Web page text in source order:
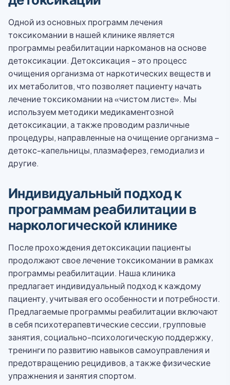
Одной из основных программ лечения
токсикомании в нашей клинике является
программы реабилитации наркоманов на основе
детоксикации. Детоксикация – это процесс
очищения организма от наркотических веществ и
их метаболитов, что позволяет пациенту начать
лечение токсикомании на «чистом листе». Мы
используем методики медикаментозной
детоксикации, а также проводим различные
процедуры, направленные на очищение организма –
детокс-капельницы, плазмаферез, гемодиализ и
другие.
Индивидуальный подход к
программам реабилитации в
наркологической клинике
После прохождения детоксикации пациенты
продолжают свое лечение токсикомании в рамках
программы реабилитации. Наша клиника
предлагает индивидуальный подход к каждому
пациенту, учитывая его особенности и потребности.
Предлагаемые программы реабилитации включают
в себя психотерапевтические сессии, групповые
занятия, социально-психологическую поддержку,
тренинги по развитию навыков самоуправления и
предотвращению рецидивов, а также физические
упражнения и занятия спортом.